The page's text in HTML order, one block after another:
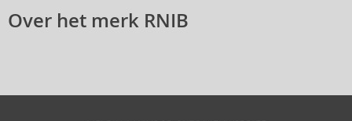
Over het merk RNIB